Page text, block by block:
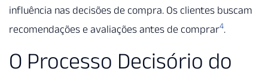
influência nas decisões de compra. Os clientes buscam
recomendações e avaliações antes de comprar4.
O Processo Decisório do